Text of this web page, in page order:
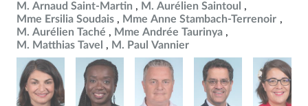
M. Arnaud Saint-Martin
M. Aurélien Saintoul
Mme Ersilia Soudais
Mme Anne Stambach-Terrenoir
M. Aurélien Taché
Mme Andrée Taurinya
M. Matthias Tavel
M. Paul Vannier